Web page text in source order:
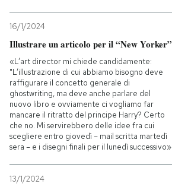
CALENDARIO
AREA PERSONALE
Entra
16/1/2024
Illustrare un articolo per il “New Yorker”
«L’art director mi chiede candidamente:
"L’illustrazione di cui abbiamo bisogno deve
raffigurare il concetto generale di
ghostwriting, ma deve anche parlare del
nuovo libro e ovviamente ci vogliamo far
mancare il ritratto del principe Harry? Certo
che no. Mi servirebbero delle idee fra cui
scegliere entro giovedì – mail scritta martedì
sera – e i disegni finali per il lunedì successivo»
13/1/2024